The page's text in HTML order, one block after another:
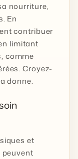
nourriture,
En
contribuer
limitant
comme
Croyez-
donne.
et
peuvent